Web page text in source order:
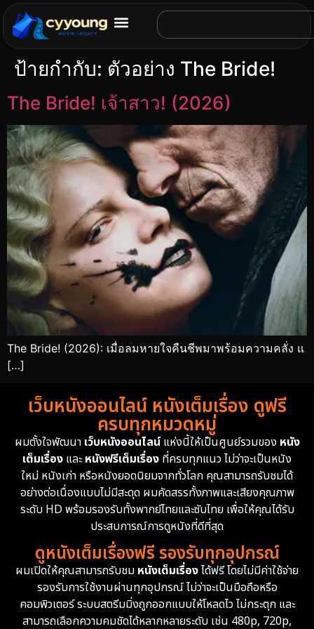
ป้ายกำกับ: ตัวอย่าง The Bride!
The Bride! เจ้าสาว! (2026)
The Bride! (2026): เมื่อลมหายใจคืนชีพมาพร้อมความคลั่ง แ
[…]
เว็บหนังออนไลน์ หนังเต็มเรื่อง ดูฟรี
ครบทุกหมวดหมู่
ผมตั้งใจพัฒนา เว็บหนังออนไลน์แห่งนี้ให้เป็นศูนย์รวมของ หนัง
เต็มเรื่อง และหนังฟรีเต็มเรื่อง ที่ครบทุกแนว ไม่ว่าจะเป็นหนัง
ใหม่ หนังเก่า หรือหนังยอดนิยมจากทั่วโลก คุณสามารถรับชมได้
อย่างต่อเนื่องแบบไม่มีสะดุด ผมคัดสรรทั้งภาพและเสียงคุณภาพ
ระดับ HD พร้อมรองรับทั้งพากย์ไทยและซับไทย เพื่อให้คุณได้รับ
ประสบการณ์การดูหนังที่ดีที่สุด
ดูหนังเต็มเรื่องฟรี รองรับทุกอุปกรณ์
ผมเปิดให้คุณสามารถรับชม หนังเต็มเรื่องได้ฟรี โดยไม่มีค่าใช้จ่าย
รองรับการใช้งานผ่านทุกอุปกรณ์ ไม่ว่าจะเป็นมือถือหรือ
คอมพิวเตอร์ ระบบสตรีมมิ่งถูกออกแบบให้โหลดไว ไม่กระตุก และ
สามารถเลือกความคมชัดได้หลากหลายระดับ เช่น 480p, 720p,